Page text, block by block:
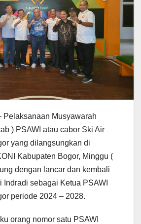
Pelaksanaan Musyawarah
) PSAWI atau cabor Ski Air
yang dilangsungkan di
Kabupaten Bogor, Minggu (
dengan lancar dan kembali
Indradi sebagai Ketua PSAWI
periode 2024 – 2028.
orang nomor satu PSAWI